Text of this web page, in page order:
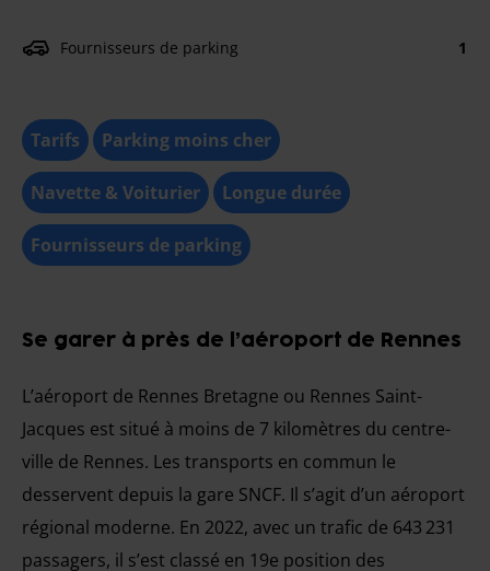
Fournisseurs de parking 1
Tarifs Parking moins cher
Navette & Voiturier Longue durée
Fournisseurs de parking
Se garer à près de l’aéroport de Rennes
L’aéroport de Rennes Bretagne ou Rennes Saint-
Jacques est situé à moins de 7 kilomètres du centre-
ville de Rennes. Les transports en commun le
desservent depuis la gare SNCF. Il s’agit d’un aéroport
régional moderne. En 2022, avec un trafic de 643 231
passagers, il s’est classé en 19e position des